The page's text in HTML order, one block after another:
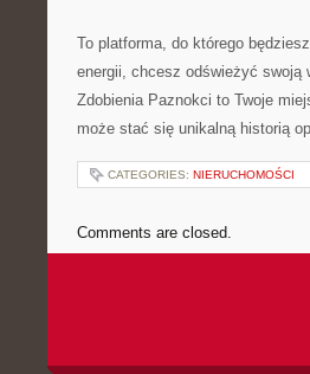
To platforma, do którego
energii, chcesz odświeżyć swoją
Zdobienia Paznokci to Twoje
może stać się unikalną historią
CATEGORIES: NIERUCHOMOŚCI
Comments are closed.